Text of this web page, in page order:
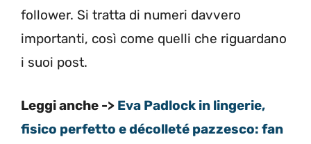
follower. Si tratta di numeri davvero
importanti, così come quelli che riguardano
i suoi post.
Leggi anche -> Eva Padlock in lingerie,
fisico perfetto e décolleté pazzesco: fan